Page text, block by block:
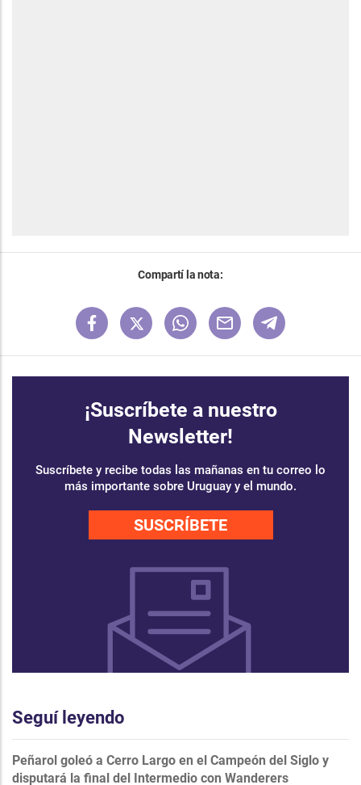
Compartí la nota:
¡Suscríbete a nuestro
Newsletter!
Suscríbete y recibe todas las mañanas en tu correo lo
más importante sobre Uruguay y el mundo.
SUSCRÍBETE
Seguí leyendo
Peñarol goleó a Cerro Largo en el Campeón del Siglo y
disputará la final del Intermedio con Wanderers